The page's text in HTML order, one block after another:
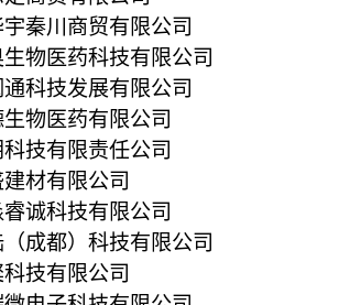
秦川商贸有限公司
物医药科技有限公司
科技发展有限公司
物医药有限公司
技有限责任公司
材有限公司
诚科技有限公司
成都）科技有限公司
技有限公司